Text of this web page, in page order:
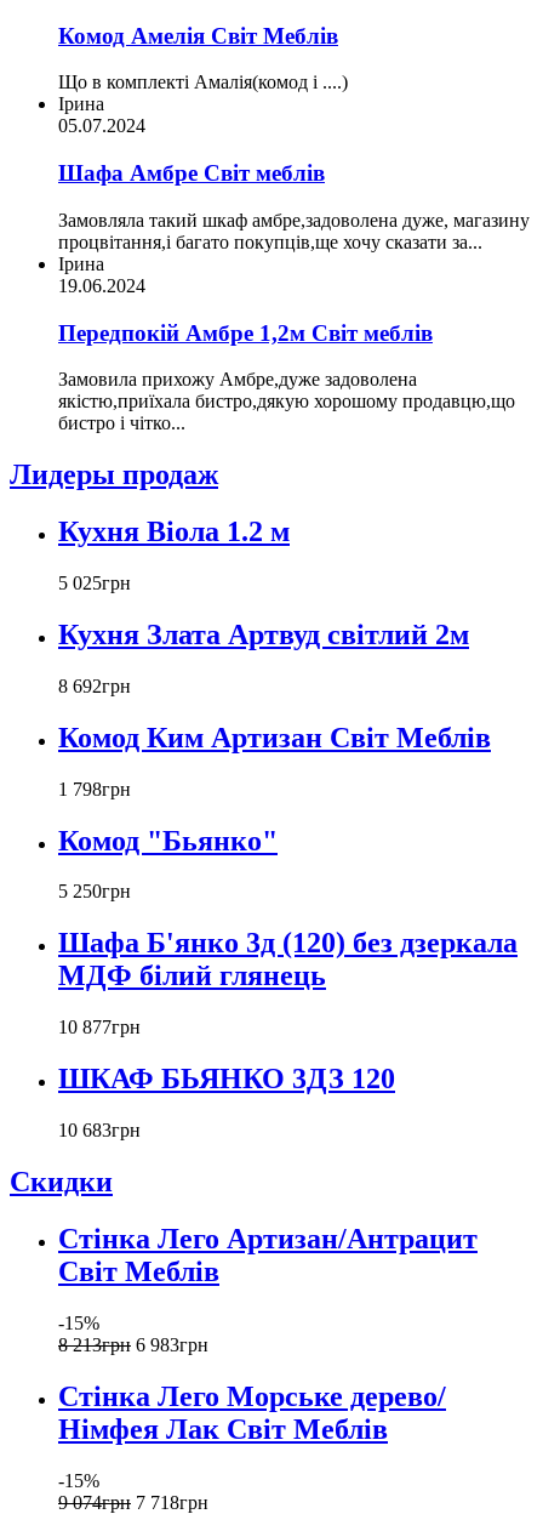
Комод Амелія Світ Меблів
Що в комплекті Амалія(комод і ....)
Ірина
05.07.2024
Шафа Амбре Світ меблів
Замовляла такий шкаф амбре,задоволена дуже, магазину
процвітання,і багато покупців,ще хочу сказати за...
Ірина
19.06.2024
Передпокій Амбре 1,2м Світ меблів
Замовила прихожу Амбре,дуже задоволена
якістю,приїхала бистро,дякую хорошому продавцю,що
бистро і чітко...
Лидеры продаж
Кухня Віола 1.2 м
5 025грн
Кухня Злата Артвуд світлий 2м
8 692грн
Комод Ким Артизан Світ Меблів
1 798грн
Комод "Бьянко"
5 250грн
Шафа Б'янко 3д (120) без дзеркала
МДФ білий глянець
10 877грн
ШКАФ БЬЯНКО 3ДЗ 120
10 683грн
Скидки
Стінка Лего Артизан/Антрацит
Світ Меблів
-15%
8 213грн 6 983грн
Стінка Лего Морське дерево/
Німфея Лак Світ Меблів
-15%
9 074грн 7 718грн